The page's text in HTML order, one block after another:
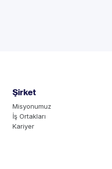
Şirket
Misyonumuz
İş Ortakları
Kariyer